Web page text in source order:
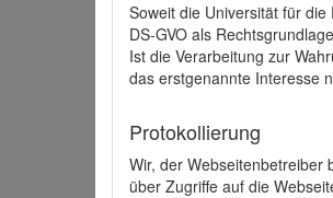
Soweit die Universität für
DS-GVO als
Ist die Verarbeitung zur
das erstgenannte Interesse
Protokollierung
Wir, der Webseitenbetreiber
über Zugriffe auf die